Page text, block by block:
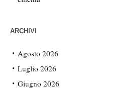
ARCHIVI
Agosto 2026
Luglio 2026
Giugno 2026